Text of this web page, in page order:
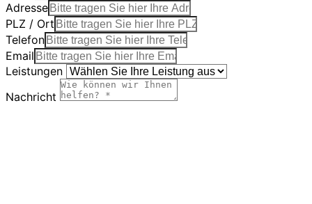
Adresse
PLZ / Ort
Telefon
Email
Leistungen
Nachricht